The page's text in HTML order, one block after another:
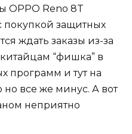
OPPO Reno 8T
покупкой защитных
ждать заказы из-за
“фишка” в
программ и тут на
но все же минус. А вот
неприятно